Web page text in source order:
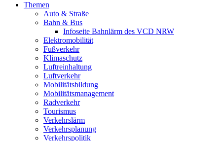
Themen
Auto & Straße
Bahn & Bus
Infoseite Bahnlärm des VCD NRW
Elektromobilität
Fußverkehr
Klimaschutz
Luftreinhaltung
Luftverkehr
Mobilitätsbildung
Mobilitätsmanagement
Radverkehr
Tourismus
Verkehrslärm
Verkehrsplanung
Verkehrspolitik